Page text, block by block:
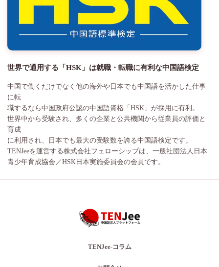
世界で通用する「HSK」は就職・転職に有利な中国語検定
中国で働くだけでなく他の海外や日本でも中国語を活かした仕事
に転
職するなら中国政府公認の中国語資格「HSK」が採用に有利。
世界中から受験され、多くの企業と公共機関から従業員の評価と
育成
に利用され、日本でも最大の受験数を誇る中国語検定です。
TENJeeを運営する株式会社フェローシップは、一般社団法人日本
青少年育成協会／HSK日本実施委員会の会員です。
TENJee-コラム